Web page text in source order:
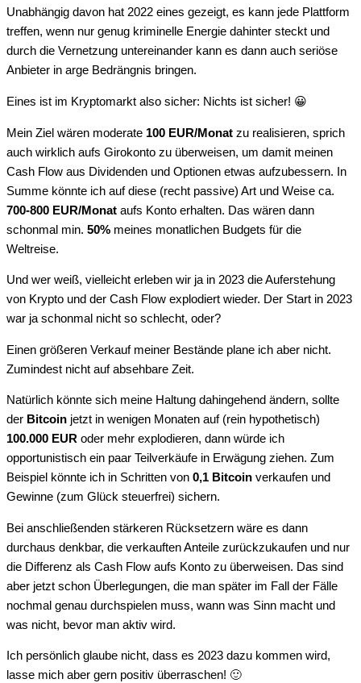
Unabhängig davon hat 2022 eines gezeigt, es kann jede Plattform
treffen, wenn nur genug kriminelle Energie dahinter steckt und
durch die Vernetzung untereinander kann es dann auch seriöse
Anbieter in arge Bedrängnis bringen.
Eines ist im Kryptomarkt also sicher: Nichts ist sicher! 😀
Mein Ziel wären moderate 100 EUR/Monat zu realisieren, sprich
auch wirklich aufs Girokonto zu überweisen, um damit meinen
Cash Flow aus Dividenden und Optionen etwas aufzubessern. In
Summe könnte ich auf diese (recht passive) Art und Weise ca.
700-800 EUR/Monat aufs Konto erhalten. Das wären dann
schonmal min. 50% meines monatlichen Budgets für die
Weltreise.
Und wer weiß, vielleicht erleben wir ja in 2023 die Auferstehung
von Krypto und der Cash Flow explodiert wieder. Der Start in 2023
war ja schonmal nicht so schlecht, oder?
Einen größeren Verkauf meiner Bestände plane ich aber nicht.
Zumindest nicht auf absehbare Zeit.
Natürlich könnte sich meine Haltung dahingehend ändern, sollte
der Bitcoin jetzt in wenigen Monaten auf (rein hypothetisch)
100.000 EUR oder mehr explodieren, dann würde ich
opportunistisch ein paar Teilverkäufe in Erwägung ziehen. Zum
Beispiel könnte ich in Schritten von 0,1 Bitcoin verkaufen und
Gewinne (zum Glück steuerfrei) sichern.
Bei anschließenden stärkeren Rücksetzern wäre es dann
durchaus denkbar, die verkauften Anteile zurückzukaufen und nur
die Differenz als Cash Flow aufs Konto zu überweisen. Das sind
aber jetzt schon Überlegungen, die man später im Fall der Fälle
nochmal genau durchspielen muss, wann was Sinn macht und
was nicht, bevor man aktiv wird.
Ich persönlich glaube nicht, dass es 2023 dazu kommen wird,
lasse mich aber gern positiv überraschen! 🙂